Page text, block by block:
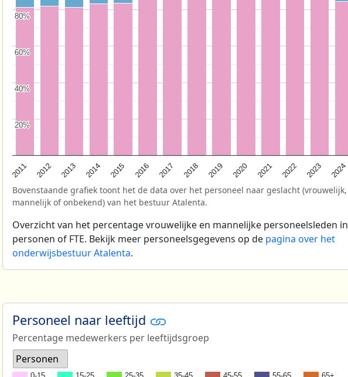
2011 2012 2013 2014 2015 2016 2017 2018 2019 2020 2021 2022 2023 2024
20%
20%
40%
40%
60%
60%
80%
80%
Bovenstaande grafiek toont het de data over het personeel naar geslacht (vrouwelijk,
mannelijk of onbekend) van het bestuur Atalenta.
Overzicht van het percentage vrouwelijke en mannelijke personeelsleden in
personen of FTE. Bekijk meer personeelsgegevens op de pagina over het
onderwijsbestuur Atalenta.
Personeel naar leeftijd
Percentage medewerkers per leeftijdsgroep
Personen